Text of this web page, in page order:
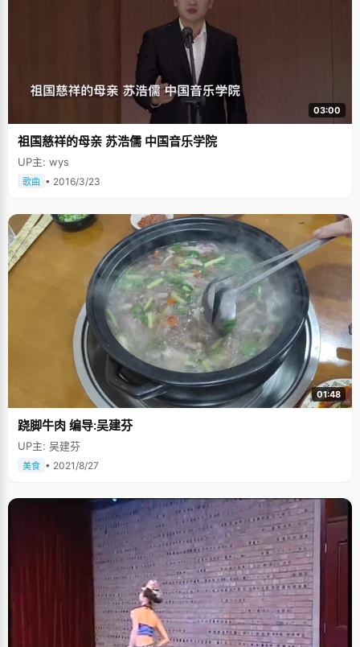
03:00
祖国慈祥的母亲 苏浩儒 中国音乐学院
UP主: wys
歌曲 • 2016/3/23
01:48
跷脚牛肉 编导:吴建芬
UP主: 吴建芬
美食 • 2021/8/27